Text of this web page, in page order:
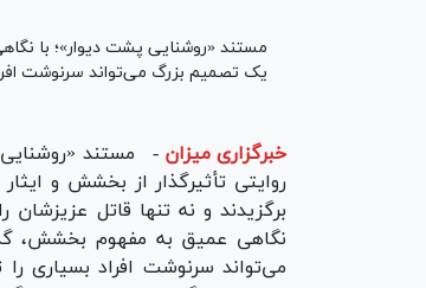
مستند «روشنایی پشت دیوار»؛ با
یک تصمیم بزرگ می‌تواند سرنوشت
خبرگزاری میزان -
مستند
روایتی تأثیرگذار از بخشش و
نگاهی عمیق به مفهوم بخشش،
می‌تواند سرنوشت افراد بسیاری